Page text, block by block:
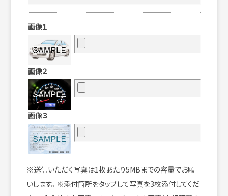
画像１
画像２
画像３
※送信いただく写真は1枚あたり5MBまでの容量でお願
いします。 ※添付箇所をタップして写真を3枚添付してくだ